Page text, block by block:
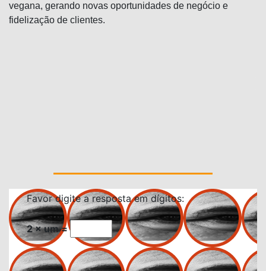
vegana, gerando novas oportunidades de negócio e
fidelização de clientes.
Favor digite a resposta em dígitos:
2 × um =